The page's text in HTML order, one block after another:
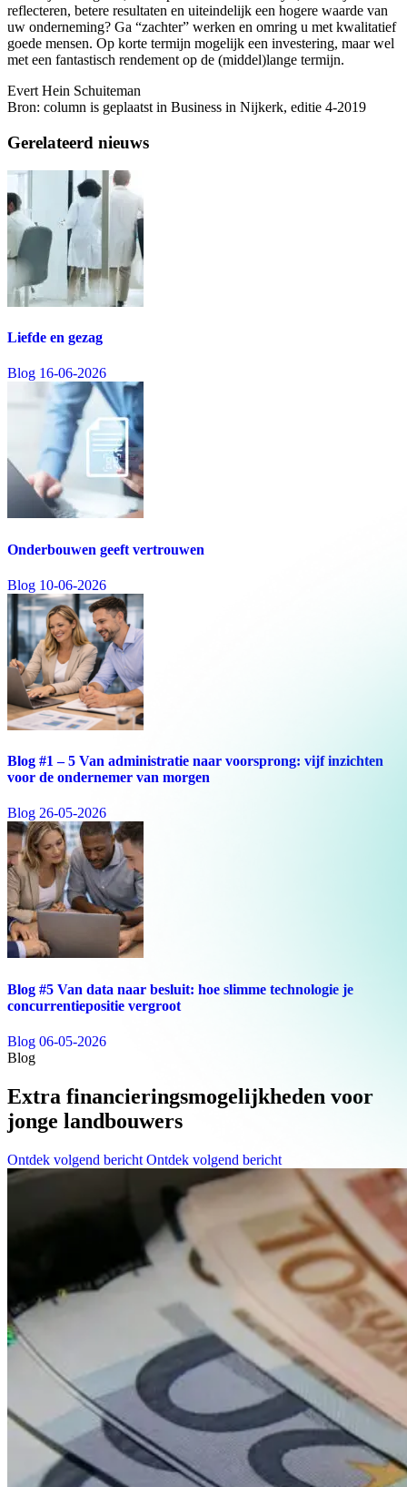
reflecteren, betere resultaten en uiteindelijk een hogere waarde van
uw onderneming? Ga “zachter” werken en omring u met kwalitatief
goede mensen. Op korte termijn mogelijk een investering, maar wel
met een fantastisch rendement op de (middel)lange termijn.
Evert Hein Schuiteman
Bron: column is geplaatst in Business in Nijkerk, editie 4-2019
Gerelateerd nieuws
Liefde en gezag
Blog 16-06-2026
Onderbouwen geeft vertrouwen
Blog 10-06-2026
Blog #1 – 5 Van administratie naar voorsprong: vijf inzichten
voor de ondernemer van morgen
Blog 26-05-2026
Blog #5 Van data naar besluit: hoe slimme technologie je
concurrentiepositie vergroot
Blog 06-05-2026
Blog
Extra financieringsmogelijkheden voor
jonge landbouwers
Ontdek volgend bericht Ontdek volgend bericht